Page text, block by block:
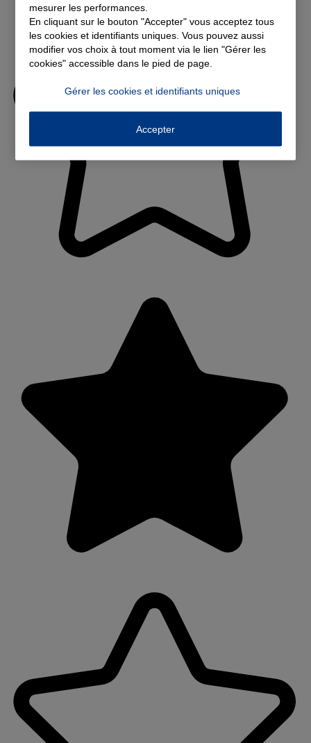
mesurer les performances.
En cliquant sur le bouton "Accepter" vous acceptez tous
les cookies et identifiants uniques. Vous pouvez aussi
modifier vos choix à tout moment via le lien "Gérer les
cookies" accessible dans le pied de page.
Gérer les cookies et identifiants uniques
Accepter